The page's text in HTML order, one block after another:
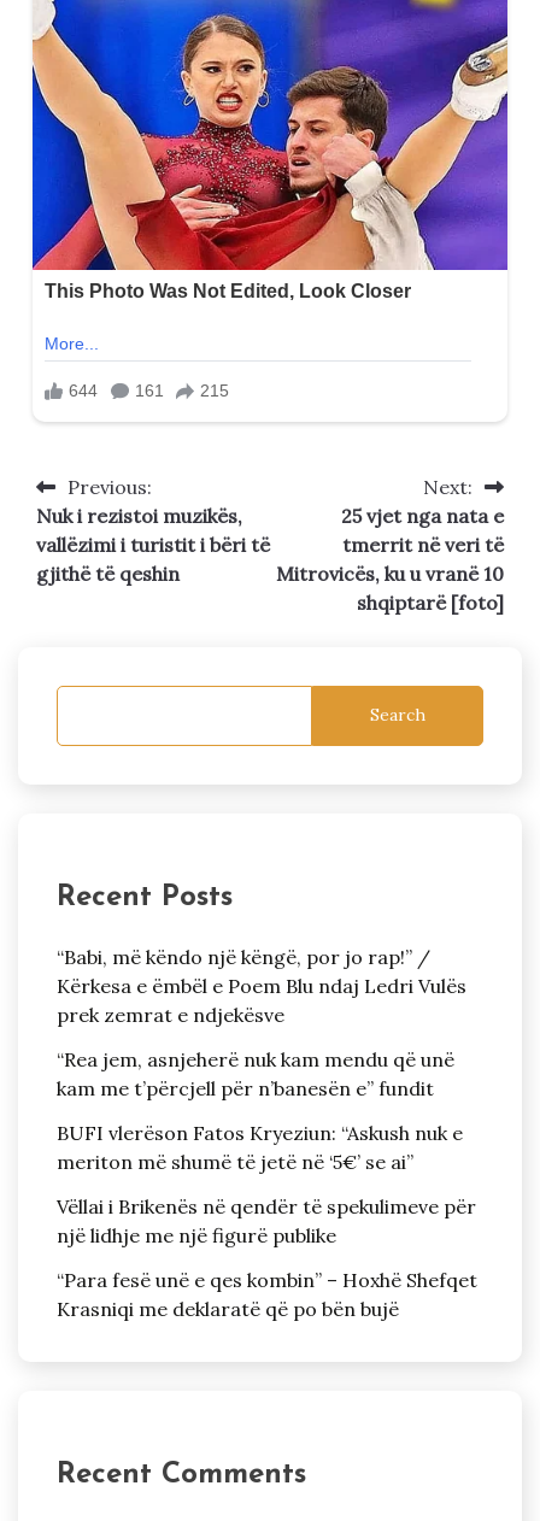
Post
navigation
Previous:
Nuk i rezistoi muzikës,
vallëzimi i turistit i bëri të
gjithë të qeshin
Next:
25 vjet nga nata e
tmerrit në veri të
Mitrovicës, ku u vranë 10
shqiptarë [foto]
Search
Recent Posts
“Babi, më këndo një këngë, por jo rap!” /
Kërkesa e ëmbël e Poem Blu ndaj Ledri Vulës
prek zemrat e ndjekësve
“Rea jem, asnjeherë nuk kam mendu që unë
kam me t’përcjell për n’banesën e” fundit
BUFI vlerëson Fatos Kryeziun: “Askush nuk e
meriton më shumë të jetë në ‘5€’ se ai”
Vëllai i Brikenës në qendër të spekulimeve për
një lidhje me një figurë publike
“Para fesë unë e qes kombin” – Hoxhë Shefqet
Krasniqi me deklaratë që po bën bujë
Recent Comments